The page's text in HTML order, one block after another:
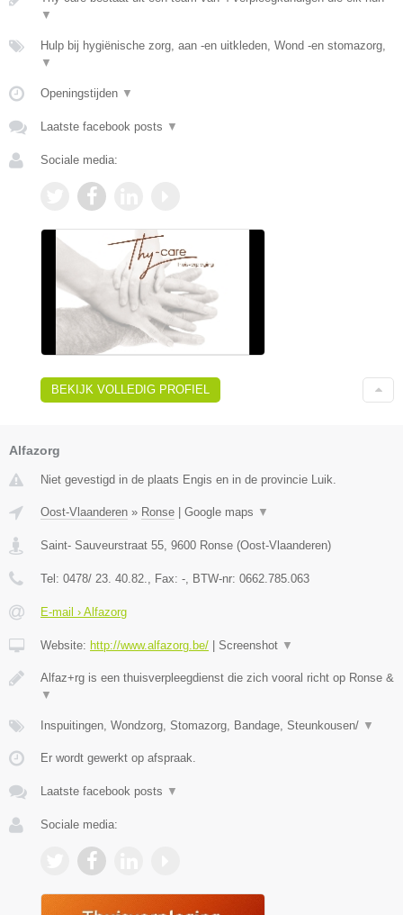
▼
Hulp bij hygiënische zorg, aan -en uitkleden, Wond -en stomazorg,
▼
Openingstijden ▼
Laatste facebook posts ▼
Sociale media:
BEKIJK VOLLEDIG PROFIEL
Alfazorg
Niet gevestigd in de plaats Engis en in de provincie Luik.
Oost-Vlaanderen » Ronse | Google maps ▼
Saint- Sauveurstraat 55 9600 Ronse (Oost-Vlaanderen)
Tel: 0478/ 23. 40.82. , Fax: - , BTW-nr: 0662.785.063
E-mail › Alfazorg
Website: http://www.alfazorg.be/ | Screenshot ▼
Alfaz+rg is een thuisverpleegdienst die zich vooral richt op Ronse &
▼
Inspuitingen, Wondzorg, Stomazorg, Bandage, Steunkousen/ ▼
Er wordt gewerkt op afspraak.
Laatste facebook posts ▼
Sociale media: